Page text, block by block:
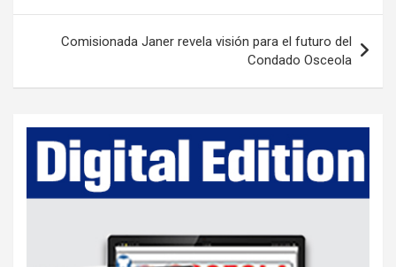
n
Comisionada Janer revela visión para el futuro del
Condado Osceola